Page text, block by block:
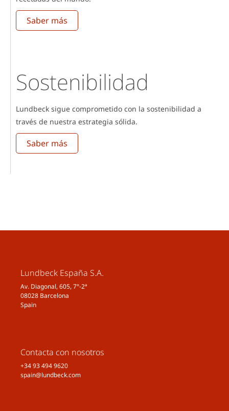
Saber más
Sostenibilidad
Lundbeck sigue comprometido con la sostenibilidad a
través de nuestra estrategia sólida.
Saber más
Lundbeck España S.A.
Av. Diagonal, 605, 7°-2ª
08028 Barcelona
Spain
Contacta con nosotros
+34 93 494 9620
spain@lundbeck.com